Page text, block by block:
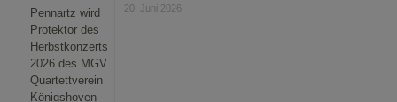
20. Juni 2026